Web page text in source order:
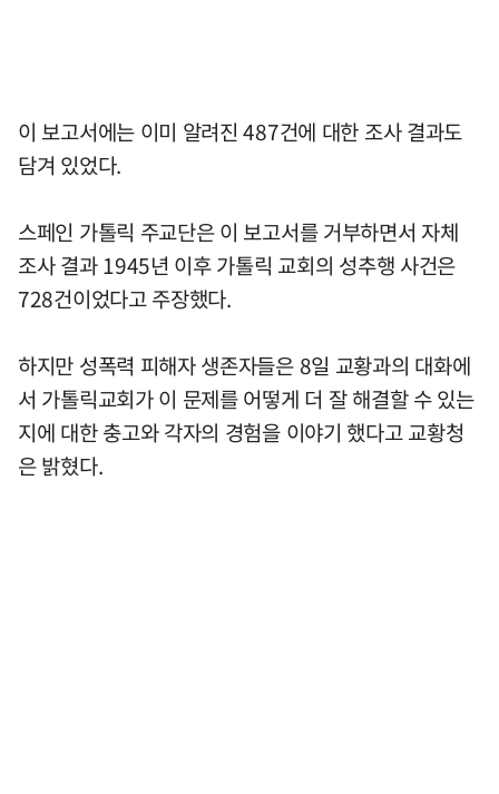
이 보고서에는 이미 알려진 487건에 대한 조사 결과도
담겨 있었다.
스페인 가톨릭 주교단은 이 보고서를 거부하면서 자체
조사 결과 1945년 이후 가톨릭 교회의 성추행 사건은
728건이었다고 주장했다.
하지만 성폭력 피해자 생존자들은 8일 교황과의 대화에
서 가톨릭교회가 이 문제를 어떻게 더 잘 해결할 수 있는
지에 대한 충고와 각자의 경험을 이야기 했다고 교황청
은 밝혔다.